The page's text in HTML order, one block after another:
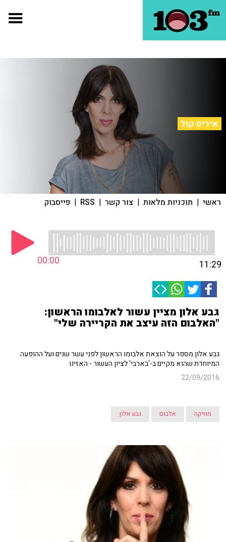
איריס קול
ראשי | תוכניות מלאות | צור קשר |
RSS
| פייסבוק
00:00 11:29
גבע אלון מציין עשור לאלבומו הראשון:
"האלבום הזה עיצב את הקריירה שלי"
גבע אלון מספר על הוצאת אלבומו הראשון לפני עשר שנים ועל ההופעה
המיוחדת שהוא מקיים ב-'בארבי' לציון העשור - האזינו
22/09/2016
מוזיקה אלבום גבע אלון